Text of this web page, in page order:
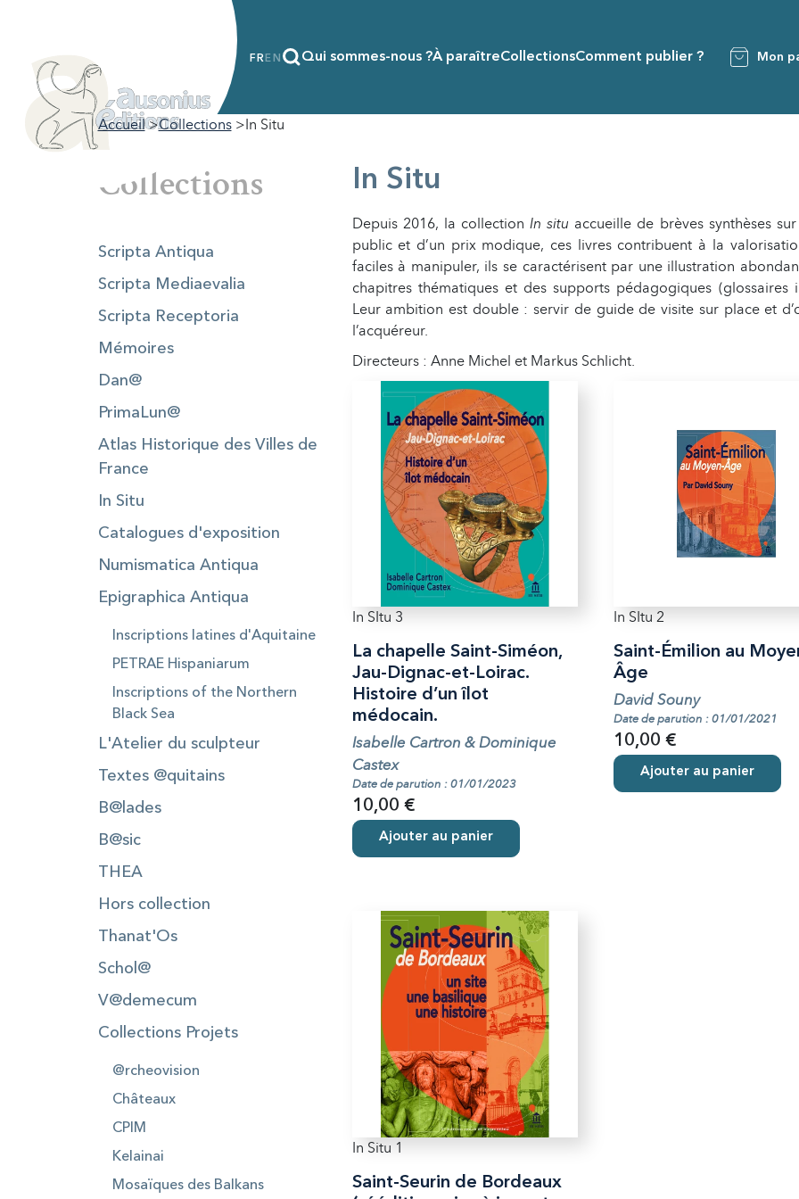
FR EN Qui sommes-nous ?À paraîtreCollectionsComment publier ? Mon
Accueil Collections In Situ
Collections
Scripta Antiqua
Scripta Mediaevalia
Scripta Receptoria
Mémoires
Dan@
PrimaLun@
Atlas Historique des Villes de
France
In Situ
Catalogues d'exposition
Numismatica Antiqua
Epigraphica Antiqua
Inscriptions latines d'Aquitaine
PETRAE Hispaniarum
Inscriptions of the Northern
Black Sea
L'Atelier du sculpteur
Textes @quitains
B@lades
B@sic
THEA
Hors collection
Thanat'Os
Schol@
V@demecum
Collections Projets
@rcheovision
Châteaux
CPIM
Kelainai
Mosaïques des Balkans
In Situ
Depuis 2016, la collection In situ accueille de brèves synthèses
public et d’un prix modique, ces livres contribuent à la
faciles à manipuler, ils se caractérisent par une illustration
chapitres thématiques et des supports pédagogiques (glossaires
Leur ambition est double : servir de guide de visite sur place et
l’acquéreur.
Directeurs : Anne Michel et Markus Schlicht.
In SItu 3
La chapelle Saint-Siméon,
Jau-Dignac-et-Loirac.
Histoire d’un îlot
médocain.
Isabelle Cartron & Dominique
Castex
Date de parution : 01/01/2023
10,00 €
Ajouter au panier
In SItu 2
Saint-Émilion au
Âge
David Souny
Date de parution : 01/01/2021
10,00 €
Ajouter au panier
In Situ 1
Saint-Seurin de Bordeaux